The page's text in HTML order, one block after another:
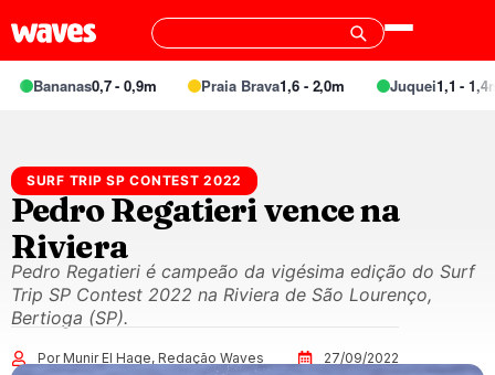
Bananas0,7 - 0,9m Praia Brava1,6 - 2,0m Juquei1,1 - 1,4m
SURF TRIP SP CONTEST 2022
Pedro Regatieri vence na
Riviera
Pedro Regatieri é campeão da vigésima edição do Surf
Trip SP Contest 2022 na Riviera de São Lourenço,
Bertioga (SP).
Por Munir El Hage, Redação Waves 27/09/2022